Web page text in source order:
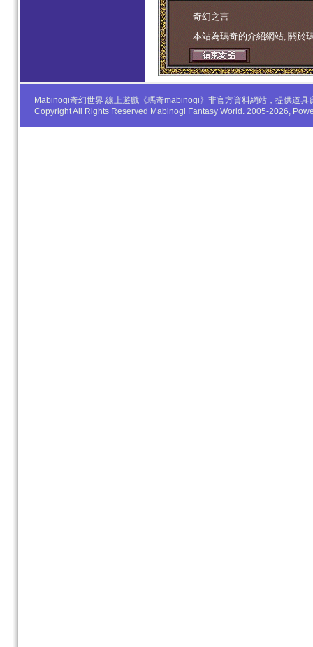
学生妹 奇幻之言
本站為瑪奇的介紹網站, 關於
Mabinogi奇幻世界 線上遊戲《瑪奇mabinogi》非官方資料網站，提供道
Copyright All Rights Reserved Mabinogi Fantasy World. 2005-2026,